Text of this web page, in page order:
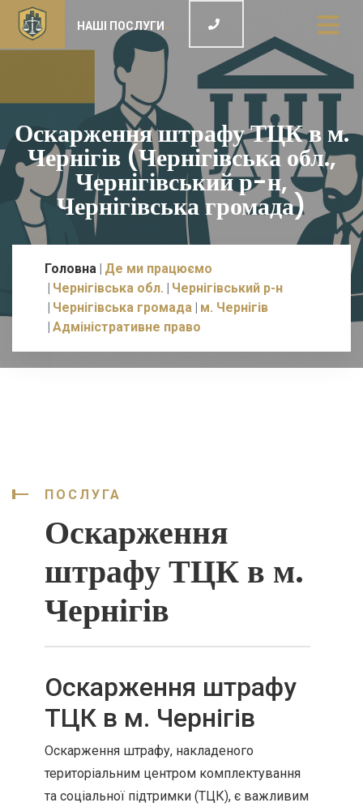
НАШІ ПОСЛУГИ
Оскарження штрафу ТЦК в м.
Чернігів (Чернігівська обл.,
Чернігівський р-н,
Чернігівська громада)
Головна Де ми працюємо
Чернігівська обл.
Чернігівський р-н
Чернігівська громада м. Чернігів
Адміністративне право
ПОСЛУГА
Оскарження
штрафу ТЦК в м.
Чернігів
Оскарження штрафу
ТЦК в м. Чернігів
Оскарження штрафу, накладеного
територіальним центром комплектування
та соціальної підтримки (ТЦК), є важливим